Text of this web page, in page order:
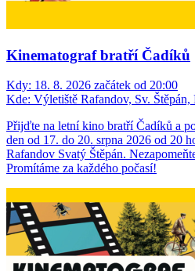
Kinematograf bratří Čadíků
Kdy: 18. 8. 2026 začátek od 20:00
Kde: Výletiště Rafandov, Sv.
Přijďte na letní kino bratří Čadíků a
den od 17. do 20. srpna 2026 od 20
Rafandov Svatý Štěpán.
Promítáme za každého počasí!